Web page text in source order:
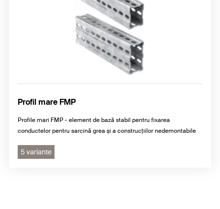
Profil mare FMP
Profile mari FMP - element de bază stabil pentru fixarea
conductelor pentru sarcină grea și a construcțiilor nedemontabile
5 variante